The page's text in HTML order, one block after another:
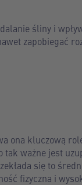
śliny i
zapobiegać
ona kluczową
ważne jest
się to
fizyczna i